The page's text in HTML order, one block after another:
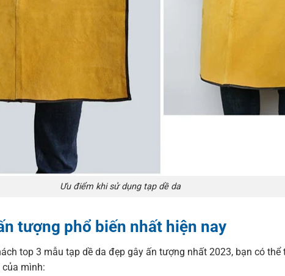
Ưu điểm khi sử dụng tạp dề da
tượng phổ biến nhất hiện nay
top 3 mẫu tạp dề da đẹp gây ấn tượng nhất 2023, bạn có
mình: